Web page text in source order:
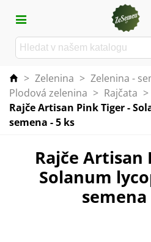
> Zelenina > Zelenina -
Plodová zelenina > Rajčata >
Rajče Artisan Pink Tiger -
semena - 5 ks
Rajče Artisan
Solanum
semena